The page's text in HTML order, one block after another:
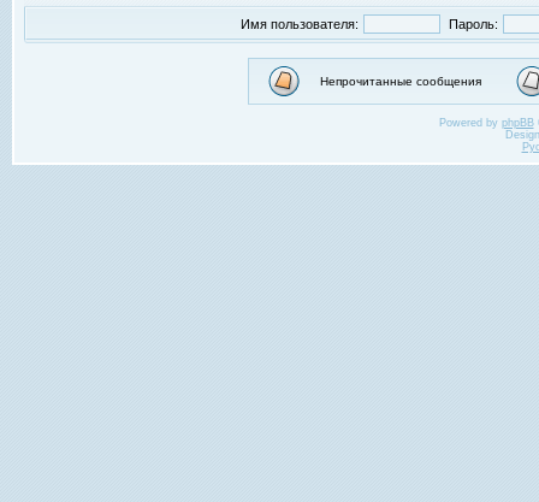
Имя пользователя: Пароль:
Непрочитанные сообщения
Powered by phpBB